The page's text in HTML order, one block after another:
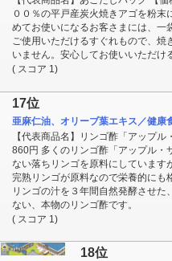
００％の平戸産炭火焼きアゴを粉
めてお使いになるお客さまには、一
ご使用いただけるすぐれもので、
いません。安心してお使いいただけ
( スコア 1)
17位
亜麻仁油、オリーブ葉エキス／健康
【代表商品名】リンゴ酢「アップル
860円 多くのリンゴ酢「アップル・
ない落ちリンゴを原料にしています
完熟リンゴが原料なので栄養的にも
リンゴの汁を３年間自然発酵させ
ない、本物のリンゴ酢です。
( スコア 1)
18位